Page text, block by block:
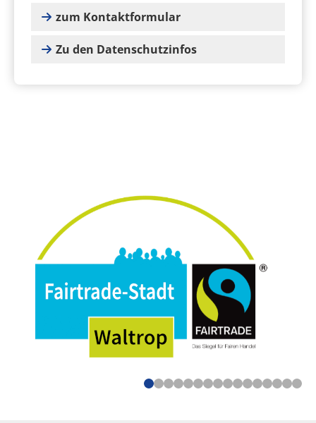
zum Kontaktformular
Zu den Datenschutzinfos